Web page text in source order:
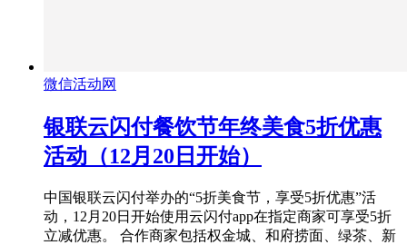
微信活动网
银联云闪付餐饮节年终美食5折优惠
活动（12月20日开始）
中国银联云闪付举办的“5折美食节，享受5折优惠”活
动，12月20日开始使用云闪付app在指定商家可享受5折
立减优惠。 合作商家包括权金城、和府捞面、绿茶、新